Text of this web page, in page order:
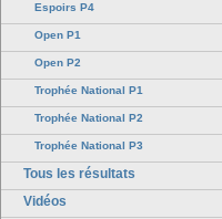
Espoirs P4
Open P1
Open P2
Trophée National P1
Trophée National P2
Trophée National P3
Tous les résultats
Vidéos